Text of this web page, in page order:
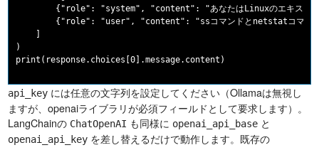
{"role": "system", "content": "あなたはLinuxのエキスパ
{"role": "user", "content": "ssコマンドとnetstatコマンド
)
api_key には任意の文字列を設定してください（Ollamaは無視し
ますが、openaiライブラリが必須フィールドとして要求します）。
LangChainの ChatOpenAI も同様に openai_api_base と
openai_api_key を差し替えるだけで動作します。既存の